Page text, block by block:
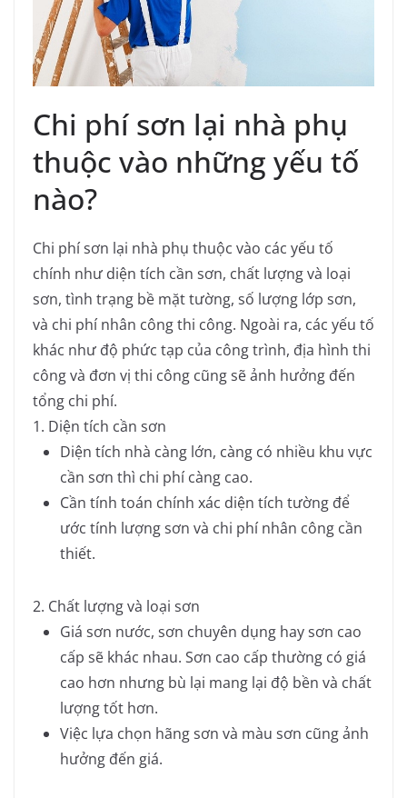
Chi phí sơn lại nhà phụ
thuộc vào những yếu tố
nào?
Chi phí sơn lại nhà phụ thuộc vào các yếu tố
chính như diện tích cần sơn, chất lượng và loại
sơn, tình trạng bề mặt tường, số lượng lớp sơn,
và chi phí nhân công thi công. Ngoài ra, các yếu tố
khác như độ phức tạp của công trình, địa hình thi
công và đơn vị thi công cũng sẽ ảnh hưởng đến
tổng chi phí.
1. Diện tích cần sơn
Diện tích nhà càng lớn, càng có nhiều khu vực
cần sơn thì chi phí càng cao.
Cần tính toán chính xác diện tích tường để
ước tính lượng sơn và chi phí nhân công cần
thiết.
2. Chất lượng và loại sơn
Giá sơn nước, sơn chuyên dụng hay sơn cao
cấp sẽ khác nhau. Sơn cao cấp thường có giá
cao hơn nhưng bù lại mang lại độ bền và chất
lượng tốt hơn.
Việc lựa chọn hãng sơn và màu sơn cũng ảnh
hưởng đến giá.